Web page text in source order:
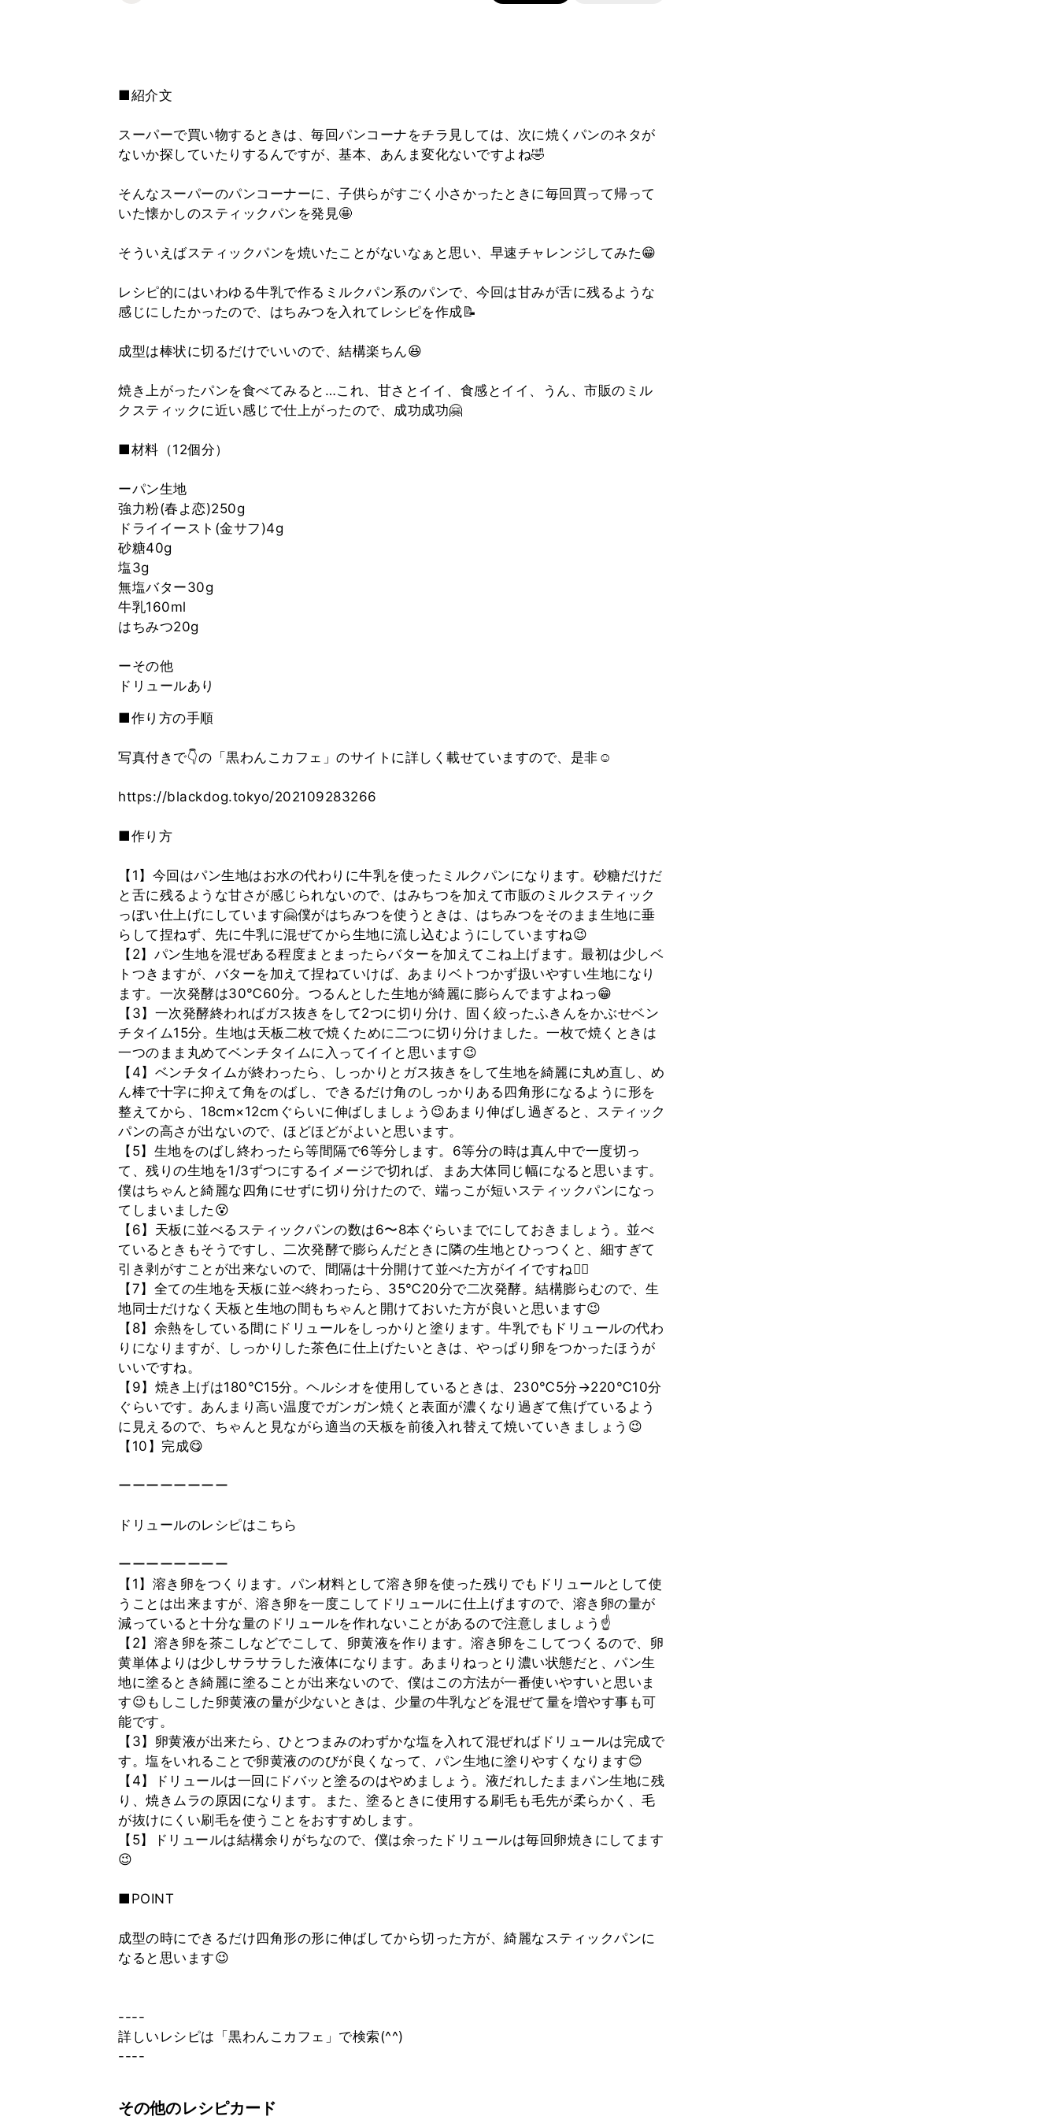
■紹介文
スーパーで買い物するときは、毎回パンコーナをチラ見しては、次に焼くパンのネタが
ないか探していたりするんですが、基本、あんま変化ないですよね🤣
そんなスーパーのパンコーナーに、子供らがすごく小さかったときに毎回買って帰って
いた懐かしのスティックパンを発見🤩
そういえばスティックパンを焼いたことがないなぁと思い、早速チャレンジしてみた😁
レシピ的にはいわゆる牛乳で作るミルクパン系のパンで、今回は甘みが舌に残るような
感じにしたかったので、はちみつを入れてレシピを作成📝
成型は棒状に切るだけでいいので、結構楽ちん😆
焼き上がったパンを食べてみると…これ、甘さとイイ、食感とイイ、うん、市販のミル
クスティックに近い感じで仕上がったので、成功成功🤗
■材料（12個分）
ーパン生地
強力粉(春よ恋)250g
ドライイースト(金サフ)4g
砂糖40g
塩3g
無塩バター30g
牛乳160ml
はちみつ20g
ーその他
■作り方の手順
写真付きで👇の「黒わんこカフェ」のサイトに詳しく載せていますので、是非☺️
https://blackdog.tokyo/202109283266
■作り方
【1】今回はパン生地はお水の代わりに牛乳を使ったミルクパンになります。砂糖だけだ
と舌に残るような甘さが感じられないので、はみちつを加えて市販のミルクスティック
っぽい仕上げにしています🤗僕がはちみつを使うときは、はちみつをそのまま生地に垂
らして捏ねず、先に牛乳に混ぜてから生地に流し込むようにしていますね😉
【2】パン生地を混ぜある程度まとまったらバターを加えてこね上げます。最初は少しベ
トつきますが、バターを加えて捏ねていけば、あまりベトつかず扱いやすい生地になり
ます。一次発酵は30℃60分。つるんとした生地が綺麗に膨らんでますよねっ😁
【3】一次発酵終わればガス抜きをして2つに切り分け、固く絞ったふきんをかぶせベン
チタイム15分。生地は天板二枚で焼くために二つに切り分けました。一枚で焼くときは
一つのまま丸めてベンチタイムに入ってイイと思います😉
【4】ベンチタイムが終わったら、しっかりとガス抜きをして生地を綺麗に丸め直し、め
ん棒で十字に抑えて角をのばし、できるだけ角のしっかりある四角形になるように形を
整えてから、18cm×12cmぐらいに伸ばしましょう😉あまり伸ばし過ぎると、スティック
パンの高さが出ないので、ほどほどがよいと思います。
【5】生地をのばし終わったら等間隔で6等分します。6等分の時は真ん中で一度切っ
て、残りの生地を1/3ずつにするイメージで切れば、まあ大体同じ幅になると思います。
僕はちゃんと綺麗な四角にせずに切り分けたので、端っこが短いスティックパンになっ
てしまいました😵
【6】天板に並べるスティックパンの数は6〜8本ぐらいまでにしておきましょう。並べ
ているときもそうですし、二次発酵で膨らんだときに隣の生地とひっつくと、細すぎて
引き剥がすことが出来ないので、間隔は十分開けて並べた方がイイですね🙆‍♂️
【7】全ての生地を天板に並べ終わったら、35℃20分で二次発酵。結構膨らむので、生
地同士だけなく天板と生地の間もちゃんと開けておいた方が良いと思います😉
【8】余熱をしている間にドリュールをしっかりと塗ります。牛乳でもドリュールの代わ
りになりますが、しっかりした茶色に仕上げたいときは、やっぱり卵をつかったほうが
いいですね。
【9】焼き上げは180℃15分。ヘルシオを使用しているときは、230℃5分→220℃10分
ぐらいです。あんまり高い温度でガンガン焼くと表面が濃くなり過ぎて焦げているよう
に見えるので、ちゃんと見ながら適当の天板を前後入れ替えて焼いていきましょう😉
【10】完成😋
ーーーーーーーー
ドリュールのレシピはこちら
ーーーーーーーー
【1】溶き卵をつくります。パン材料として溶き卵を使った残りでもドリュールとして使
うことは出来ますが、溶き卵を一度こしてドリュールに仕上げますので、溶き卵の量が
減っていると十分な量のドリュールを作れないことがあるので注意しましょう☝
【2】溶き卵を茶こしなどでこして、卵黄液を作ります。溶き卵をこしてつくるので、卵
黄単体よりは少しサラサラした液体になります。あまりねっとり濃い状態だと、パン生
地に塗るとき綺麗に塗ることが出来ないので、僕はこの方法が一番使いやすいと思いま
す😉もしこした卵黄液の量が少ないときは、少量の牛乳などを混ぜて量を増やす事も可
能です。
【3】卵黄液が出来たら、ひとつまみのわずかな塩を入れて混ぜればドリュールは完成で
す。塩をいれることで卵黄液ののびが良くなって、パン生地に塗りやすくなります😊
【4】ドリュールは一回にドバッと塗るのはやめましょう。液だれしたままパン生地に残
り、焼きムラの原因になります。また、塗るときに使用する刷毛も毛先が柔らかく、毛
が抜けにくい刷毛を使うことをおすすめします。
【5】ドリュールは結構余りがちなので、僕は余ったドリュールは毎回卵焼きにしてます
😉
■POINT
成型の時にできるだけ四角形の形に伸ばしてから切った方が、綺麗なスティックパンに
なると思います😉
----
詳しいレシピは「黒わんこカフェ」で検索(^^)
----
その他のレシピカード